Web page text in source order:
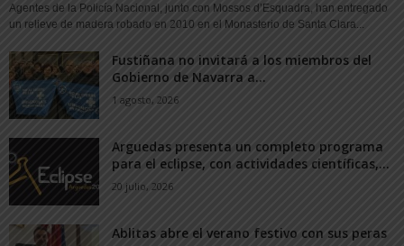
Agentes de la Policía Nacional, junto con Mossos d’Esquadra, han entregado
un relieve de madera robado en 2010 en el Monasterio de Santa Clara...
Fustiñana no invitará a los miembros del
Gobierno de Navarra a...
1 agosto, 2026
Arguedas presenta un completo programa
para el eclipse, con actividades científicas,...
20 julio, 2026
Ablitas abre el verano festivo con sus peras